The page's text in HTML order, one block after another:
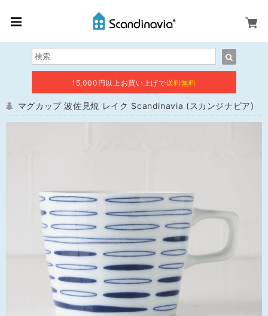
15,000円以上お買い上げで送料無料
マグカップ 波佐見焼 レイク Scandinavia (スカンジナビア)